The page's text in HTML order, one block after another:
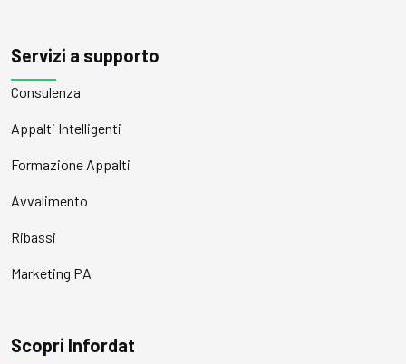
Servizi a supporto
Consulenza
Appalti Intelligenti
Formazione Appalti
Avvalimento
Ribassi
Marketing PA
Scopri Infordat